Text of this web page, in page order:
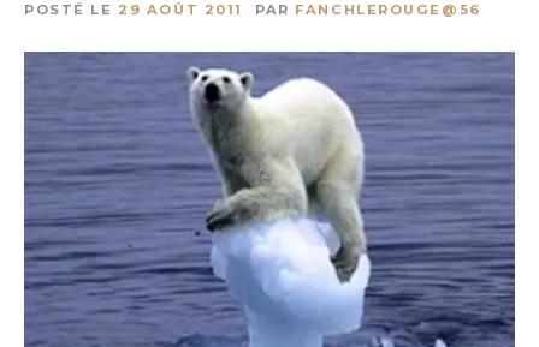
POSTÉ LE 29 AOÛT 2011 PAR FANCHLEROUGE@56